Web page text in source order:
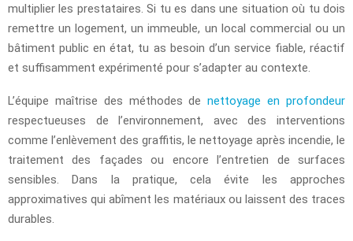
multiplier les prestataires. Si tu es dans une situation où tu dois
remettre un logement, un immeuble, un local commercial ou un
bâtiment public en état, tu as besoin d’un service fiable, réactif
et suffisamment expérimenté pour s’adapter au contexte.
L’équipe maîtrise des méthodes denettoyage en profondeur
respectueuses de l’environnement, avec des interventions
comme l’enlèvement des graffitis, le nettoyage après incendie, le
traitement des façades ou encore l’entretien de surfaces
sensibles. Dans la pratique, cela évite les approches
approximatives qui abîment les matériaux ou laissent des traces
durables.